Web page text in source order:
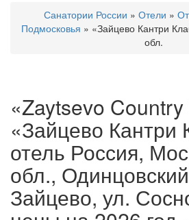
Санатории России » Отели »
Подмосковья » «Зайцево Кантри
обл.
«Zaytsevo
«Зайцево Кантри
отель Россия,
обл.,
Зайцево, ул.